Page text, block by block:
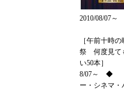
2010/08/07～
［午前十時
祭 何度見て
い50本］
8/07～ ◆
ー・シネマ・